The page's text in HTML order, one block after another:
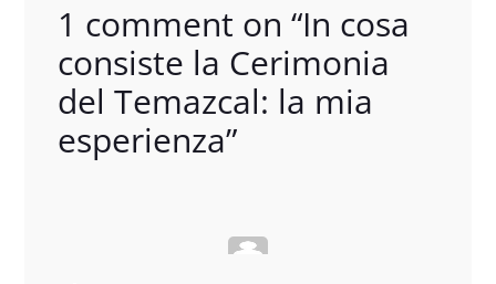
1 comment on “In cosa
consiste la Cerimonia
del Temazcal: la mia
esperienza”